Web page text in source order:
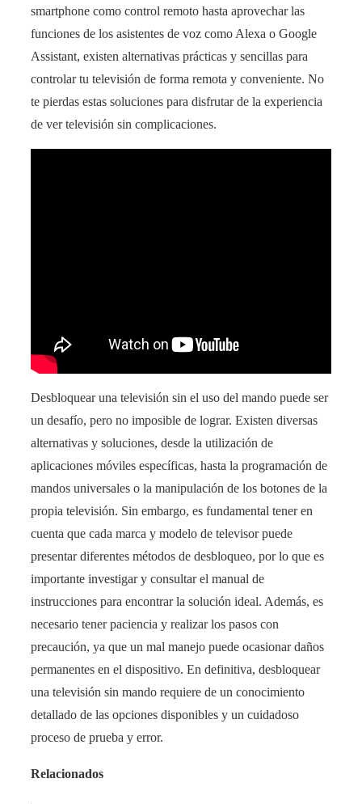
smartphone como control remoto hasta aprovechar las
funciones de los asistentes de voz como Alexa o Google
Assistant, existen alternativas prácticas y sencillas para
controlar tu televisión de forma remota y conveniente. No
te pierdas estas soluciones para disfrutar de la experiencia
de ver televisión sin complicaciones.
Desbloquear una televisión sin el uso del mando puede ser
un desafío, pero no imposible de lograr. Existen diversas
alternativas y soluciones, desde la utilización de
aplicaciones móviles específicas, hasta la programación de
mandos universales o la manipulación de los botones de la
propia televisión. Sin embargo, es fundamental tener en
cuenta que cada marca y modelo de televisor puede
presentar diferentes métodos de desbloqueo, por lo que es
importante investigar y consultar el manual de
instrucciones para encontrar la solución ideal. Además, es
necesario tener paciencia y realizar los pasos con
precaución, ya que un mal manejo puede ocasionar daños
permanentes en el dispositivo. En definitiva, desbloquear
una televisión sin mando requiere de un conocimiento
detallado de las opciones disponibles y un cuidadoso
proceso de prueba y error.
Relacionados